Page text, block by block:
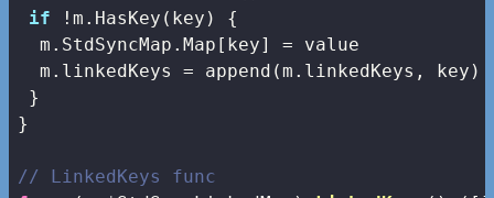
if !m.HasKey(key) {
  m.StdSyncMap.Map[key] = value
  m.linkedKeys =
append (m.linkedKeys, key)
}
}
// LinkedKeys func